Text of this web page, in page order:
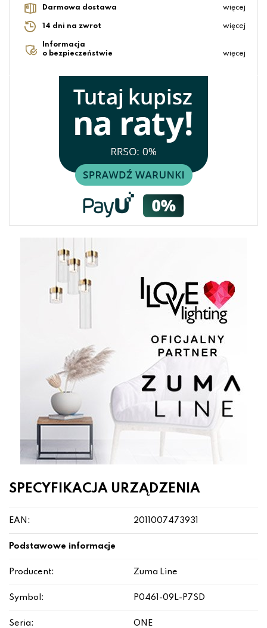
Darmowa dostawa więcej
14 dni na zwrot więcej
Informacja
o bezpieczeństwie
więcej
SPECYFIKACJA URZĄDZENIA
EAN: 2011007473931
Podstawowe informacje
Producent: Zuma Line
Symbol: P0461-09L-P7SD
Seria: ONE